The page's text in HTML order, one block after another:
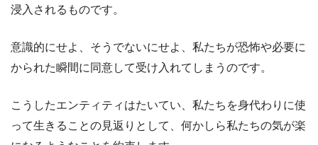
浸入されるものです。
意識的にせよ、そうでないにせよ、私たちが恐怖や必要に
かられた瞬間に同意して受け入れてしまうのです。
こうしたエンティティはたいてい、私たちを身代わりに使
って生きることの見返りとして、何かしら私たちの気が楽